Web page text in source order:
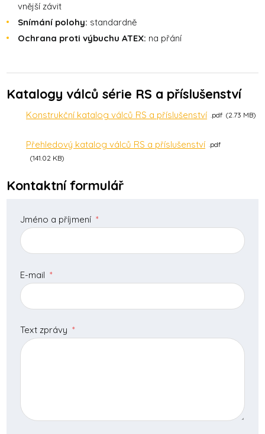
vnější závit
Snímání polohy: standardně
Ochrana proti výbuchu ATEX: na přání
Katalogy válců série RS a příslušenství
Konstrukční katalog válců RS a příslušenství pdf 2.73 MB
Přehledový katalog válců RS a příslušenství pdf
141.02 KB
Kontaktní formulář
Jméno a příjmení *
E-mail *
Text zprávy *